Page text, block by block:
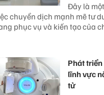
Đây là
chuyển dịch mạnh mẽ tư
phục vụ và kiến tạo của
Phát
lĩnh vực
tử